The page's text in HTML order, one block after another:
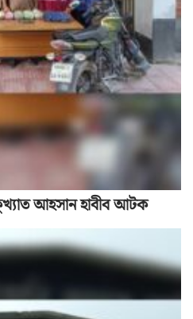
কুখ্যাত আহসান হাবীব আটক